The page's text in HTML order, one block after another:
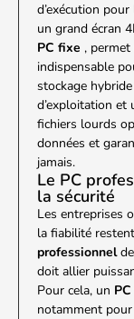
d’exécution
un grand écran
PC fixe ,
indispensable
stockage
d’exploitation et
fichiers lourds
données et
jamais.
Le PC
la sécurité
Les entreprises
la fiabilité
professionnel
doit allier
Pour cela, un
notamment